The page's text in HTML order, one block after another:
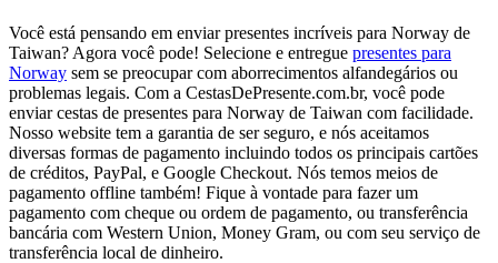
Você está pensando em enviar presentes incríveis para Norway de
Taiwan? Agora você pode! Selecione e entregue presentes para
Norway sem se preocupar com aborrecimentos alfandegários ou
problemas legais. Com a CestasDePresente.com.br, você pode
enviar cestas de presentes para Norway de Taiwan com facilidade.
Nosso website tem a garantia de ser seguro, e nós aceitamos
diversas formas de pagamento incluindo todos os principais cartões
de créditos, PayPal, e Google Checkout. Nós temos meios de
pagamento offline também! Fique à vontade para fazer um
pagamento com cheque ou ordem de pagamento, ou transferência
bancária com Western Union, Money Gram, ou com seu serviço de
transferência local de dinheiro.